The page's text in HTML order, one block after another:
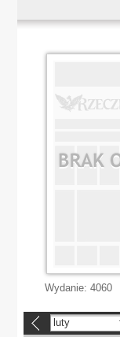
Wydanie: 4060
luty